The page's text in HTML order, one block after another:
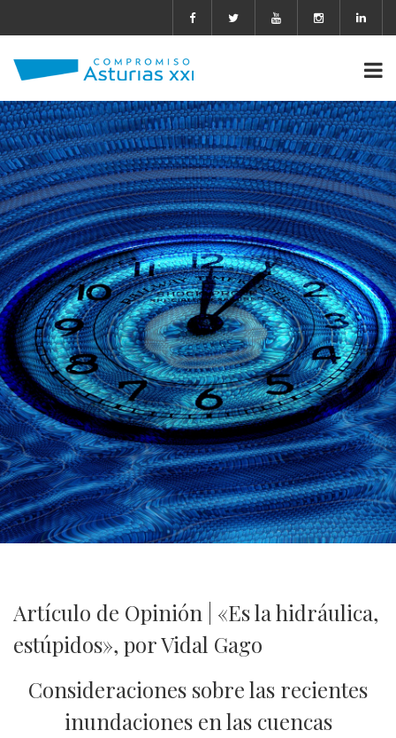
Artículo de Opinión | «Es la hidráulica,
estúpidos», por Vidal Gago
Consideraciones sobre las recientes
inundaciones en las cuencas